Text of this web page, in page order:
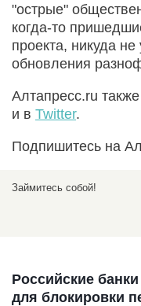
"острые"
когда-то
проекта, никуда
обновления
Алтапресс.ru
и в Twitter.
Подпишитесь на
Займитесь собой!
Российские
для блокировки